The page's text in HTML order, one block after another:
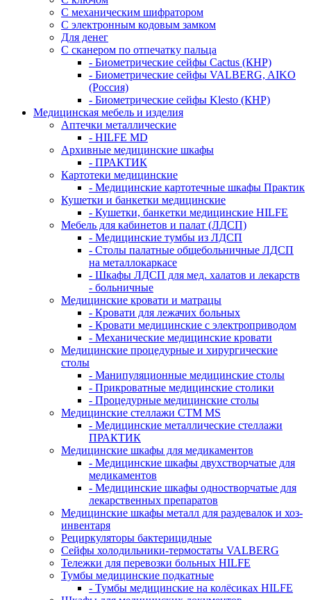
С механическим шифратором
С электронным кодовым замком
Для денег
С сканером по отпечатку пальца
- Биометрические сейфы Cactus (КНР)
- Биометрические сейфы VALBERG, AIKO
(Россия)
- Биометрические сейфы Klesto (КНР)
Медицинская мебель и изделия
Аптечки металлические
- HILFE MD
Архивные медицинские шкафы
- ПРАКТИК
Картотеки медицинские
- Медицинские картотечные шкафы Практик
Кушетки и банкетки медицинские
- Кушетки, банкетки медицинские HILFE
Мебель для кабинетов и палат (ЛДСП)
- Медицинские тумбы из ЛДСП
- Столы палатные общебольничные ЛДСП
на металлокаркасе
- Шкафы ЛДСП для мед. халатов и лекарств
- больничные
Медицинские кровати и матрацы
- Кровати для лежачих больных
- Кровати медицинские с электроприводом
- Механические медицинские кровати
Медицинские процедурные и хирургические
столы
- Манипуляционные медицинские столы
- Прикроватные медицинские столики
- Процедурные медицинские столы
Медицинские стеллажи CTM MS
- Медицинские металлические стеллажи
ПРАКТИК
Медицинские шкафы для медикаментов
- Медицинские шкафы двухстворчатые для
медикаментов
- Медицинские шкафы одностворчатые для
лекарственных препаратов
Медицинские шкафы металл для раздевалок и хоз-
инвентаря
Рециркуляторы бактерицидные
Сейфы холодильники-термостаты VALBERG
Тележки для перевозки больных HILFE
Тумбы медицинские подкатные
- Тумбы медицинские на колёсиках HILFE